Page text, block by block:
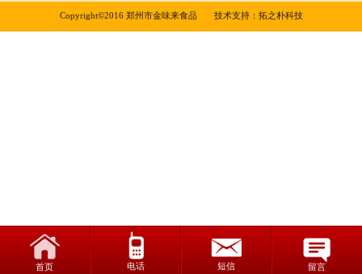
Copyright©2016 郑州市金味来食品       技术支持： 拓之朴科技
首页 电话 短信 留言